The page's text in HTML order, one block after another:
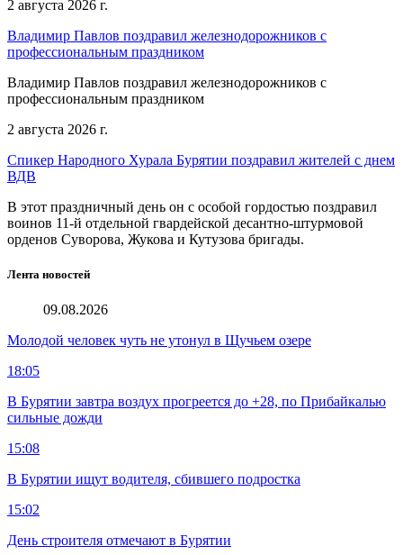
2 августа 2026 г.
Владимир Павлов поздравил железнодорожников с
профессиональным праздником
Владимир Павлов поздравил железнодорожников с
профессиональным праздником
2 августа 2026 г.
Спикер Народного Хурала Бурятии поздравил жителей с днем
ВДВ
В этот праздничный день он с особой гордостью поздравил
воинов 11-й отдельной гвардейской десантно-штурмовой
орденов Суворова, Жукова и Кутузова бригады.
Лента новостей
09.08.2026
Молодой человек чуть не утонул в Щучьем озере
18:05
В Бурятии завтра воздух прогреется до +28, по Прибайкалью
сильные дожди
15:08
В Бурятии ищут водителя, сбившего подростка
15:02
День строителя отмечают в Бурятии